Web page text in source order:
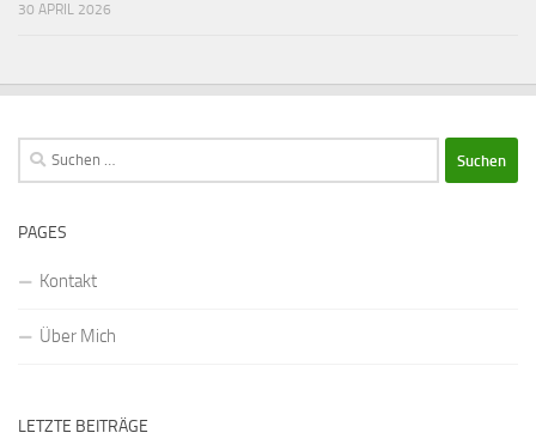
30 APRIL 2026
Suchen
nach:
PAGES
Kontakt
Über Mich
LETZTE BEITRÄGE